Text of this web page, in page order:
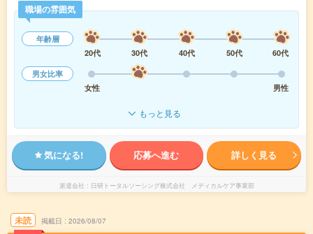
職場の雰囲気
年齢層
20代
30代 40代 50代
60代
男女比率
女性
男性
もっと見る
気になる! 応募へ進む 詳しく見る
派遣会社 日研トータルソーシング株式会社 メディカルケア事業部
未読 掲載日 2026/08/07